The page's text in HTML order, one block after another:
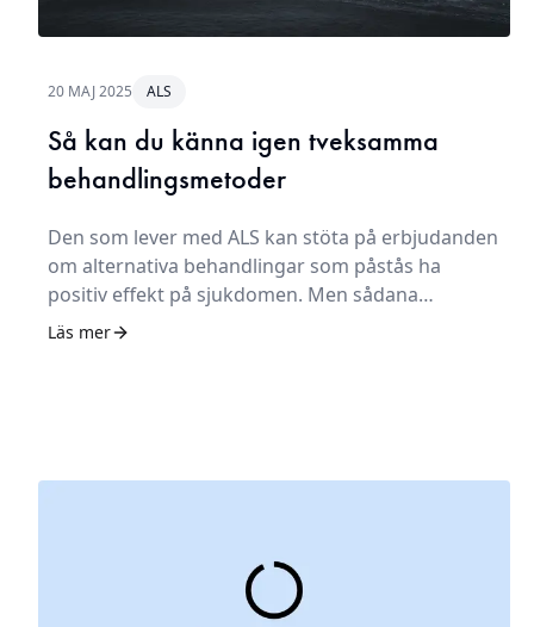
20 MAJ 2025 ALS
Så kan du känna igen tveksamma
behandlingsmetoder
Den som lever med ALS kan stöta på erbjudanden
om alternativa behandlingar som påstås ha
positiv effekt på sjukdomen. Men sådana
behandlingar kan vara både verkningslösa och
Läs mer